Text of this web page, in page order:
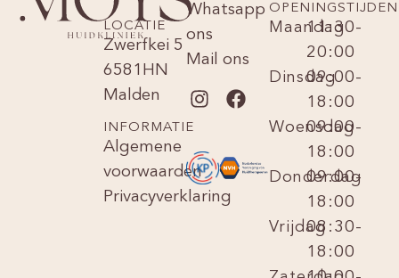
LOCATIE
Zwerfkei 5
6581HN
Malden
INFORMATIE
Algemene
voorwaarden
Privacyverklaring
Whatsapp
ons
Mail ons
OPENINGSTIJDEN
Maandag
11:30-
20:00
Dinsdag
09:00-
18:00
Woensdag
09:00-
18:00
Donderdag
09:00-
18:00
Vrijdag08:30-
18:00